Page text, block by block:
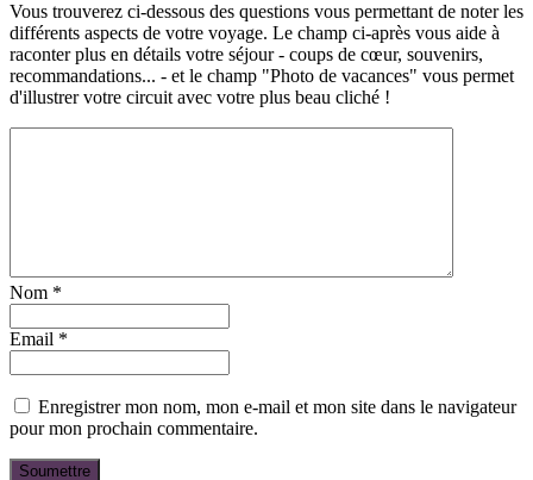
Vous trouverez ci-dessous des questions vous permettant de noter les
différents aspects de votre voyage. Le champ ci-après vous aide à
raconter plus en détails votre séjour - coups de cœur, souvenirs,
recommandations... - et le champ "Photo de vacances" vous permet
d'illustrer votre circuit avec votre plus beau cliché !
Nom *
Email *
Enregistrer mon nom, mon e-mail et mon site dans le navigateur
pour mon prochain commentaire.